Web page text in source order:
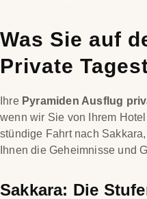
Was Sie auf
Private
Ihre Pyramiden Ausflug
wenn wir Sie von Ihrem
stündige Fahrt nach
Ihnen die Geheimnisse und
Sakkara: Die